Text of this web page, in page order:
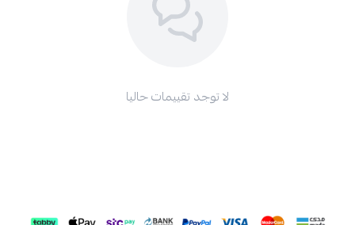
لا توجد تقييمات حاليا